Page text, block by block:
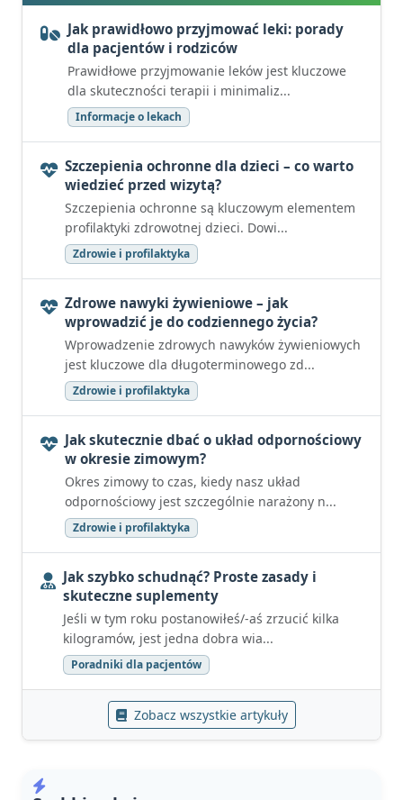
Jak prawidłowo przyjmować leki: porady
dla pacjentów i rodziców
Prawidłowe przyjmowanie leków jest kluczowe
dla skuteczności terapii i minimaliz...
Informacje o lekach
Szczepienia ochronne dla dzieci – co warto
wiedzieć przed wizytą?
Szczepienia ochronne są kluczowym elementem
profilaktyki zdrowotnej dzieci. Dowi...
Zdrowie i profilaktyka
Zdrowe nawyki żywieniowe – jak
wprowadzić je do codziennego życia?
Wprowadzenie zdrowych nawyków żywieniowych
jest kluczowe dla długoterminowego zd...
Zdrowie i profilaktyka
Jak skutecznie dbać o układ odpornościowy
w okresie zimowym?
Okres zimowy to czas, kiedy nasz układ
odpornościowy jest szczególnie narażony n...
Zdrowie i profilaktyka
Jak szybko schudnąć? Proste zasady i
skuteczne suplementy
Jeśli w tym roku postanowiłeś/-aś zrzucić kilka
kilogramów, jest jedna dobra wia...
Poradniki dla pacjentów
Zobacz wszystkie artykuły